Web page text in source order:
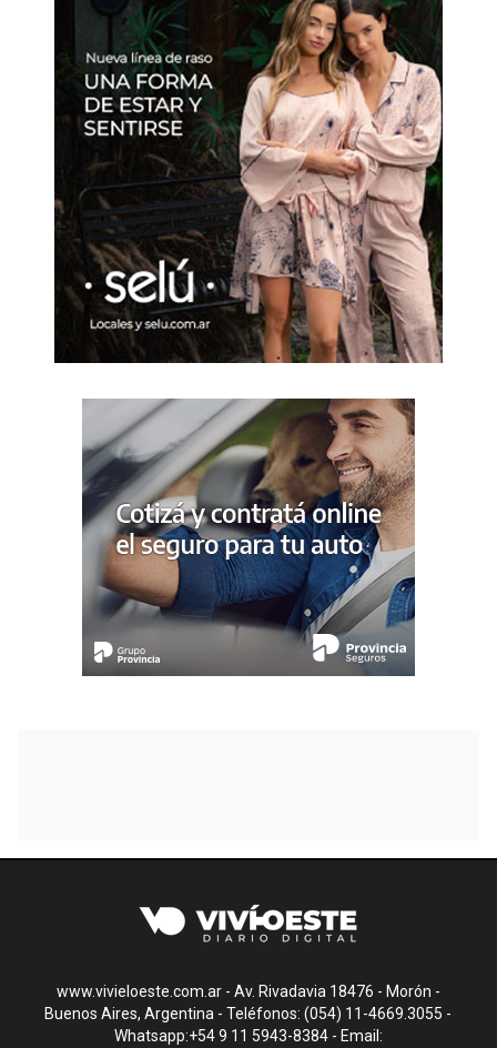
www.vivieloeste.com.ar - Av. Rivadavia 18476 - Morón -
Buenos Aires, Argentina - Teléfonos: (054) 11-4669.3055 -
Whatsapp:+54 9 11 5943-8384 - Email: